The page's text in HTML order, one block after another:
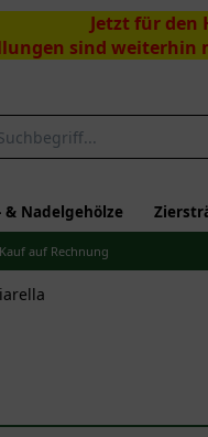
Jetzt für den
sind weiterhin
& Nadelgehölze
Kauf auf Rechnung